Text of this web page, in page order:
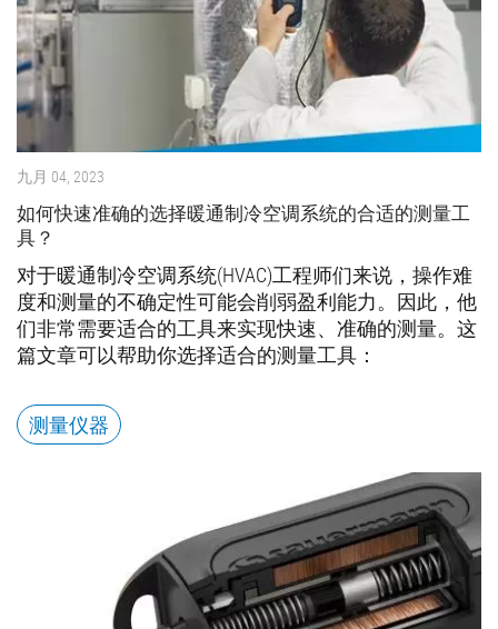
九月 04, 2023
如何快速准确的选择暖通制冷空调系统的合适的测量工
具？
对于暖通制冷空调系统(HVAC)工程师们来说，操作难
度和测量的不确定性可能会削弱盈利能力。因此，他
们非常需要适合的工具来实现快速、准确的测量。这
篇文章可以帮助你选择适合的测量工具：
测量仪器